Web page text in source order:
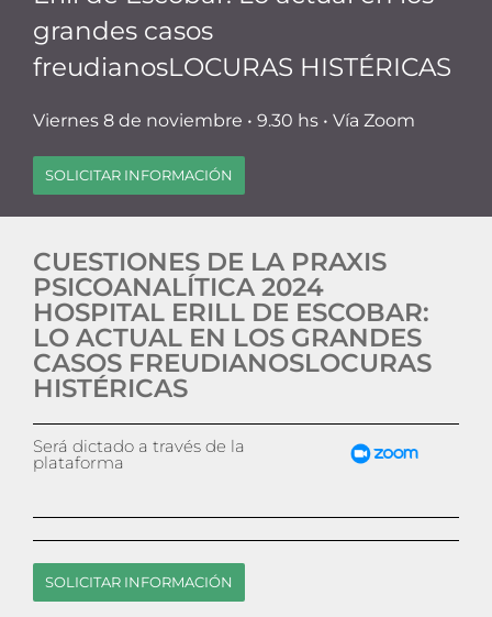
grandes casos
freudianosLOCURAS HISTÉRICAS
Viernes 8 de noviembre • 9.30 hs • Vía Zoom
SOLICITAR INFORMACIÓN
CUESTIONES DE LA PRAXIS
PSICOANALÍTICA 2024
HOSPITAL ERILL DE ESCOBAR:
LO ACTUAL EN LOS GRANDES
CASOS FREUDIANOSLOCURAS
HISTÉRICAS
Será dictado a través de la
plataforma
SOLICITAR INFORMACIÓN